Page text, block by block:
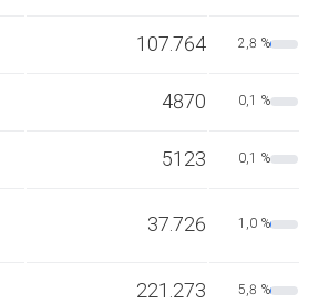
107.764 2,8 %
4870 0,1 %
5123 0,1 %
37.726 1,0 %
221.273 5,8 %